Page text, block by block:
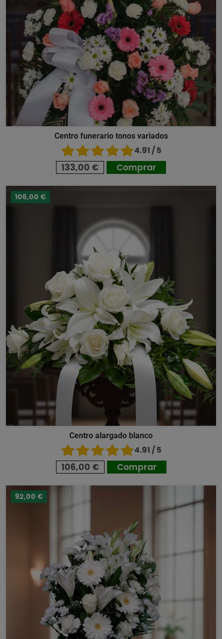
Centro funerario tonos variados
4.91 / 5
133,00 € Comprar
106,00 €
Centro alargado blanco
4.91 / 5
106,00 € Comprar
92,00 €